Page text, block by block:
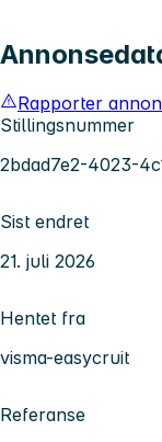
Rapporter
Stillingsnummer
2bdad7e2-4023-
Sist endret
21. juli 2026
Hentet fra
visma-easycruit
Referanse